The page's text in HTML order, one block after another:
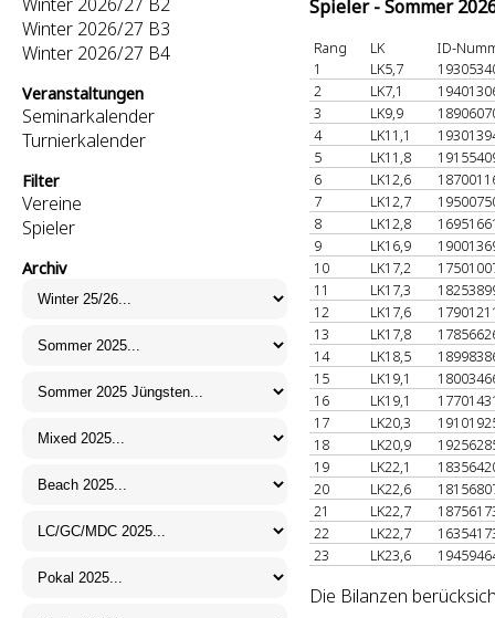
Winter 2026/27 B3
Winter 2026/27 B4
Veranstaltungen
Seminarkalender
Turnierkalender
Filter
Vereine
Spieler
Archiv
Spieler - Sommer
Rang LK
ID-
1
LK5,7
2
LK7,1
3
LK9,9
4
LK11,1
5
LK11,8
6
LK12,6
7
LK12,7
8
LK12,8
9
LK16,9
10
LK17,2
11
LK17,3
12
LK17,6
13
LK17,8
14
LK18,5
15
LK19,1
16
LK19,1
17
LK20,3
18
LK20,9
19
LK22,1
20
LK22,6
21
LK22,7
22
LK22,7
23
LK23,6
Die Bilanzen